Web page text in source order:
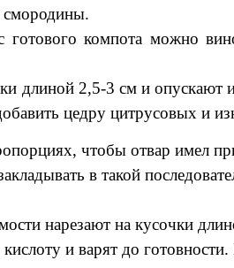
смородины.
готового компота можно
длиной 2,5-3 см и
цедру цитрусовых и
чтобы отвар имел
в такой
нарезают на кусочки
и варят до